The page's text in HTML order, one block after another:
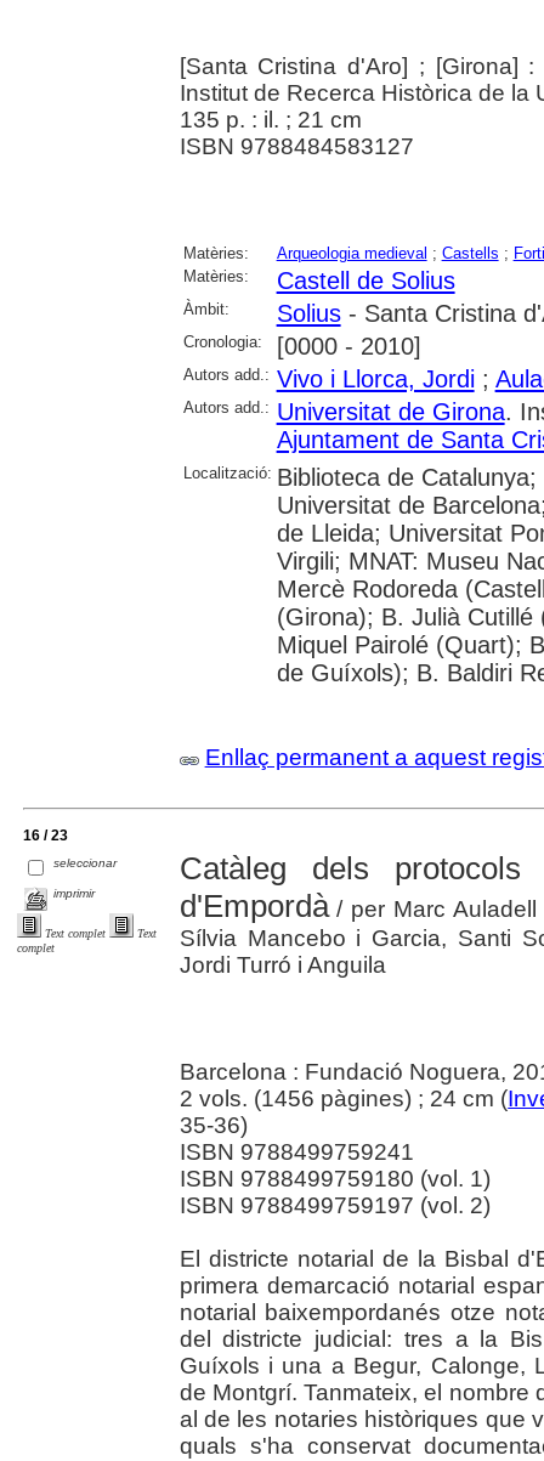
[Santa Cristina d'Aro] ; [Girona]
Institut de Recerca Històrica de la
135 p. : il. ; 21 cm
ISBN 9788484583127
Matèries: Arqueologia medieval ; Castells ;
Matèries:
Castell de Solius
Àmbit: Solius- Santa Cristina
Cronologia: [0000 - 2010]
Autors add.: Vivo i Llorca, Jordi;
Autors add.: Universitat de Girona.
Ajuntament de Santa
Localització: Biblioteca de
Universitat de
de Lleida; Universitat
Virgili; MNAT: Museu
Mercè Rodoreda
(Girona); B. Julià
Miquel Pairolé (Quart);
de Guíxols); B. Baldiri
Enllaç permanent a aquest
16 / 23
seleccionar
imprimir
Text complet
Text
complet
Catàleg dels
d'Empordà/ per Marc Auladell
Sílvia Mancebo i Garcia, Santi
Jordi Turró i Anguila
Barcelona : Fundació Noguera,
2 vols. (1456 pàgines) ; 24 cm (
35-36)
ISBN 9788499759241
ISBN 9788499759180 (vol. 1)
ISBN 9788499759197 (vol. 2)
El districte notarial de la Bisbal
primera demarcació notarial
notarial baixempordanés otze
del districte judicial: tres a la
Guíxols i una a Begur, Calonge,
de Montgrí. Tanmateix, el nombre
al de les notaries històriques que
quals s'ha conservat